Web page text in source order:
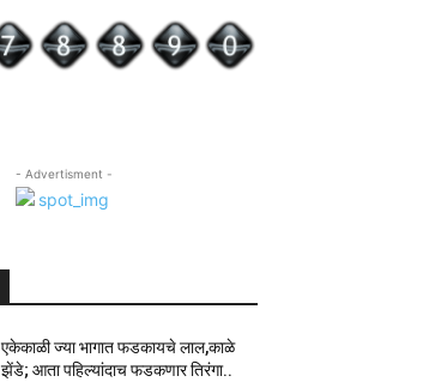
- Advertisment -
एकेकाळी ज्या भागात फडकायचे लाल,काळे
झेंडे; आता पहिल्यांदाच फडकणार तिरंगा..